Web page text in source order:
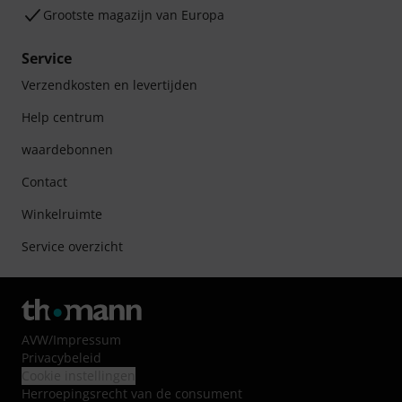
Grootste magazijn van Europa
Service
Verzendkosten en levertijden
Help centrum
waardebonnen
Contact
Winkelruimte
Service overzicht
AVW/Impressum
Privacybeleid
Herroepingsrecht van de consument